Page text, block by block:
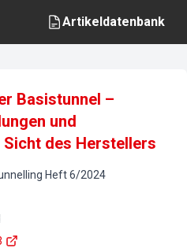
Artikeldatenbank
Basistunnel –
und
des Herstellers
Heft6/2024